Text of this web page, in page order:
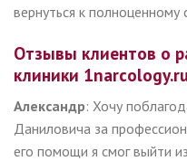
вернуться к
Отзывы клиентов о
клиники
Александр: Хочу
Даниловича за
его помощи я смог выйти